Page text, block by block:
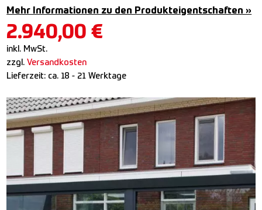
Mehr Informationen zu den Produkteigentschaften »
2.940,00 €
inkl. MwSt.
zzgl. Versandkosten
Lieferzeit: ca. 18 - 21 Werktage